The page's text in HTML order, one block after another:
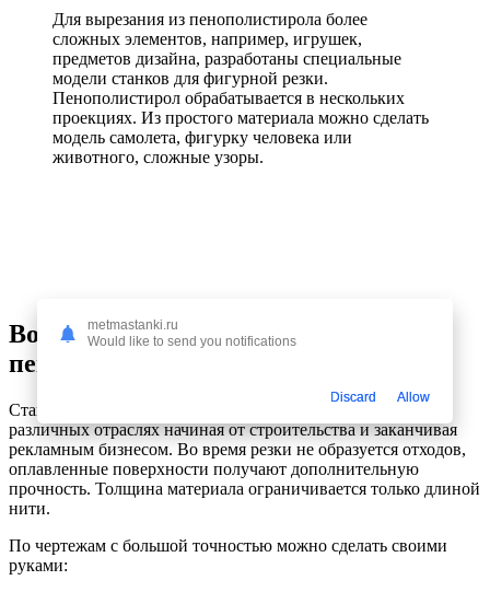
Для вырезания из пенополистирола более
сложных элементов, например, игрушек,
предметов дизайна, разработаны специальные
модели станков для фигурной резки.
Пенополистирол обрабатывается в нескольких
проекциях. Из простого материала можно сделать
модель самолета, фигурку человека или
животного, сложные узоры.
Возможности станков для резки
пенополистирола
Станки для фигурной резки можно применять в самых
различных отраслях начиная от строительства и заканчивая
рекламным бизнесом. Во время резки не образуется отходов,
оплавленные поверхности получают дополнительную
прочность. Толщина материала ограничивается только длиной
нити.
По чертежам с большой точностью можно сделать своими
руками:
metmastanki.ru
Would like to send you notifications
Discard Allow